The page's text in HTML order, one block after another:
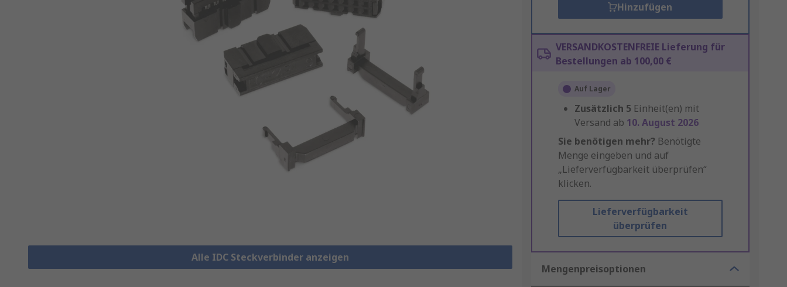
Alle IDC Steckverbinder anzeigen
Hinzufügen
VERSANDKOSTENFREIE Lieferung für
Bestellungen ab 100,00 €
Auf Lager
Zusätzlich 5 Einheit(en) mit
Versand ab 10. August 2026
Sie benötigen mehr? Benötigte
Menge eingeben und auf
„Lieferverfügbarkeit überprüfen“
klicken.
Lieferverfügbarkeit
überprüfen
Mengenpreisoptionen